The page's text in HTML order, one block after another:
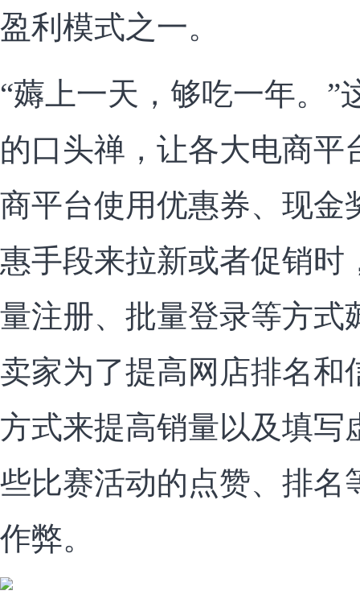
盈利模式之一。
“薅上一天，够吃一年。”
的口头禅，让各大电商平
商平台使用优惠券、现金
惠手段来拉新或者促销时
量注册、批量登录等方式
卖家为了提高网店排名和
方式来提高销量以及填写
些比赛活动的点赞、排名
作弊。